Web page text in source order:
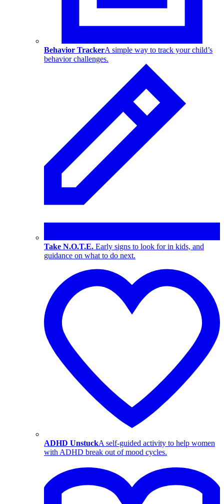
Behavior TrackerA simple way to track your child’s
behavior challenges.
Take N.O.T.E. Early signs to look for in kids, and
guidance on what to do next.
ADHD UnstuckA self-guided activity to help women
with ADHD break out of mood cycles.